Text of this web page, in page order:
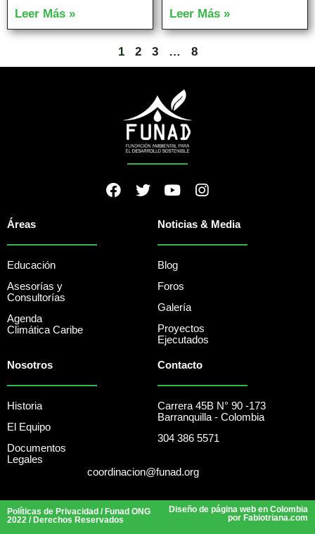
Leer Más » Leer Más »
1 2 3 … 8
Áreas
Educación
Asesorías y
Consultorías
Agenda
Climática Caribe
Noticias & Media
Blog
Foros
Galería
Proyectos
Ejecutados
Nosotros
Historia
El Equipo
Documentos
Legales
Contacto
Carrera 45B N° 90 -173
Barranquilla - Colombia
304 386 5571
coordinacion@funad.org
Políticas de Privacidad / Funad ONG
2022 / Derechos Reservados
Diseño de página web en Colombia
por Fabiotriana.com